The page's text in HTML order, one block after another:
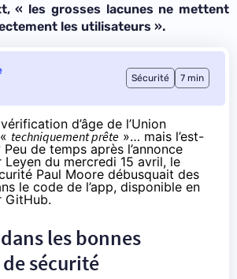
« les grosses lacunes ne mettent
les utilisateurs ».
Sécurité 7 min
d’âge de l’Union
techniquement prête »… mais l’est-
Peu de temps après l’annonce
Leyen du mercredi 15 avril, le
Paul Moore débusquait des
le code de l’app, disponible en
GitHub.
les bonnes
sécurité